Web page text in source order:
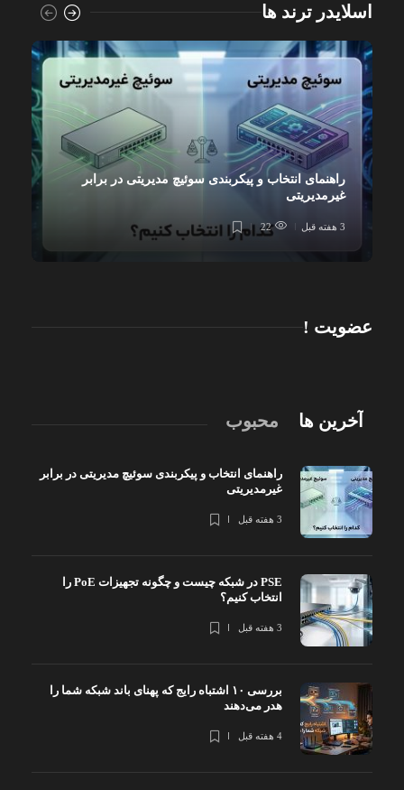
اسلایدر ترند ها
راهنمای انتخاب و پیکربندی سوئیچ مدیریتی در برابر
غیرمدیریتی
3 هفته قبل 22
عضویت !
آخرین ها محبوب
راهنمای انتخاب و پیکربندی سوئیچ مدیریتی در برابر
غیرمدیریتی
3 هفته قبل
PSE در شبکه چیست و چگونه تجهیزات PoE را
انتخاب کنیم؟
3 هفته قبل
بررسی ۱۰ اشتباه رایج که پهنای باند شبکه شما را
هدر می‌دهند
4 هفته قبل